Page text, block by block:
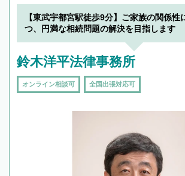
【東武宇都宮駅徒歩9分】ご家族の関係性
つ、円満な相続問題の解決を目指します
鈴木洋平法律事務所
オンライン相談可 全国出張対応可